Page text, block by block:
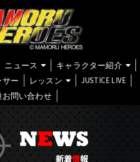
ニュース
キャラクター紹介
サー レッスン JUSTICE LIVE
お問い合わせ